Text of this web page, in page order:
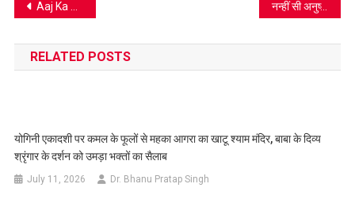
Post
navigation
Aaj Ka Panchang 18 June: ये है आज का पंचांग नन्हीं सी अनुष्का बातें करती है बड़े ज्ञान की, देखें वीडियो
RELATED POSTS
योगिनी एकादशी पर कमल के फूलों से महका आगरा का खाटू श्याम मंदिर, बाबा के दिव्य
श्रृंगार के दर्शन को उमड़ा भक्तों का सैलाब
July 11, 2026 Dr. Bhanu Pratap Singh